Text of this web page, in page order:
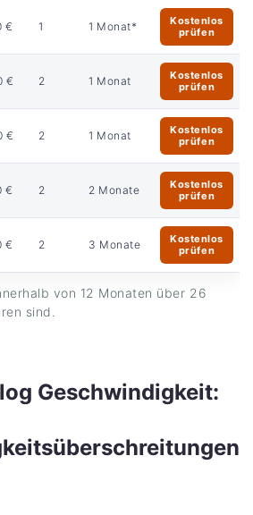
€ 1 1 Monat*
Kostenlos
prüfen
€ 2 1 Monat
Kostenlos
prüfen
€ 2 1 Monat
Kostenlos
prüfen
€ 2 2 Monate
Kostenlos
prüfen
€ 2 3 Monate
Kostenlos
prüfen
von 12 Monaten über 26
sind.
Geschwindigkeit: